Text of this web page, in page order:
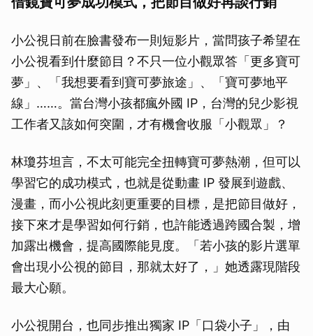
小公視日前在臉書發布一則短影片，當問孩子希望在
小公視看到什麼節目？不只一位小觀眾答「更多寶可
夢」、「我想要看到寶可夢旅途」、「寶可夢地平
線」……。當台灣小孩都瘋外國 IP，台灣的兒少影視
工作者又該如何突圍，才有機會收服「小觀眾」？
林瓊芬坦言，不太可能完全扭轉寶可夢熱潮，但可以
學習它的成功模式，也就是從動畫 IP 發展到遊戲、
漫畫，而小公視此刻更重要的目標，是把節目做好，
接下來才是學習如何行銷，也許能透過跨國合製，增
加露出機會，提高國際能見度。「若小孩的影片選單
會出現小公視的節目，那就太好了，」她透露現階段
最大心願。
小公視開台，也同步推出獨家 IP「口袋小子」，由
取消